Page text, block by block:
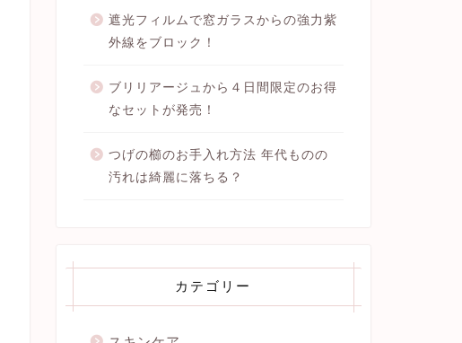
遮光フィルムで窓ガラスからの強力紫
外線をブロック！
ブリリアージュから４日間限定のお得
なセットが発売！
つげの櫛のお手入れ方法 年代ものの
汚れは綺麗に落ちる？
カテゴリー